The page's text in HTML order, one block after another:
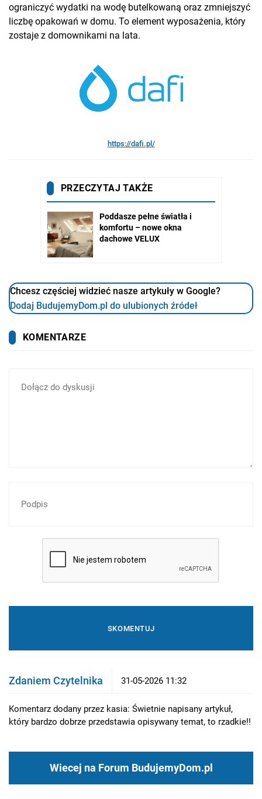
ograniczyć wydatki na wodę butelkowaną oraz zmniejszyć
liczbę opakowań w domu. To element wyposażenia, który
zostaje z domownikami na lata.
https://dafi.pl/
Chcesz częściej widzieć nasze artykuły w Google?
Dodaj BudujemyDom.pl do ulubionych źródeł
KOMENTARZE
Zdaniem Czytelnika 31-05-2026 11:32
Komentarz dodany przez kasia: Świetnie napisany artykuł,
który bardzo dobrze przedstawia opisywany temat, to rzadkie!!
Wiecej na Forum BudujemyDom.pl